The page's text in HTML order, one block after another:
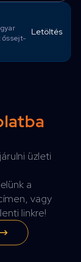
őssejt-
Letöltés
üzleti
a
vagy
linkre!